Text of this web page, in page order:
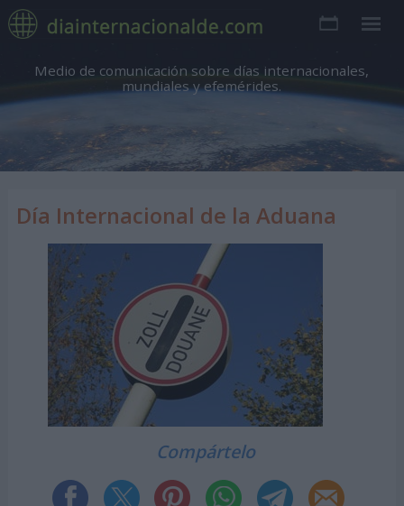
Medio de comunicación sobre días internacionales,
mundiales y efemérides.
Día Internacional de la Aduana
Compártelo